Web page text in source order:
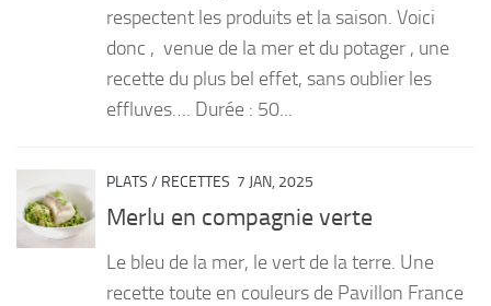
Desserts
respectent les produits et la saison. Voici
donc , venue de la mer et du potager , une
recette du plus bel effet, sans oublier les
effluves…. Durée : 50...
PLATS / RECETTES 7 JAN, 2025
Merlu en compagnie verte
Le bleu de la mer, le vert de la terre. Une
recette toute en couleurs de Pavillon France